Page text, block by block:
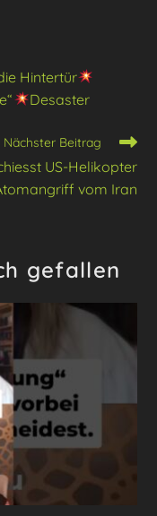
Hintertür
Desaster
Nächster Beitrag
US-Helikopter
vom Iran
gefallen